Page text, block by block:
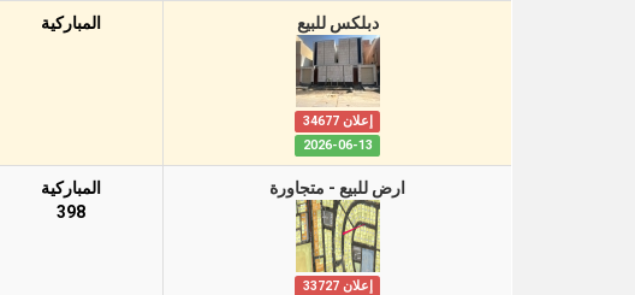
دبلكس للبيع
إعلان 34677
2026-06-13
المباركية
ارض للبيع - متجاورة
إعلان 33727
المباركية
398